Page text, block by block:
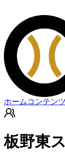
ホーム コンテンツ
板野東